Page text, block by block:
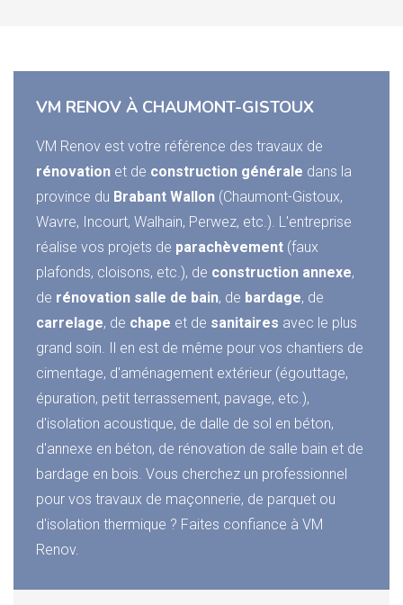
VM RENOV À CHAUMONT-GISTOUX
VM Renov est votre référence des travaux de
rénovation et de construction générale dans la
province du Brabant Wallon (Chaumont-Gistoux,
Wavre, Incourt, Walhain, Perwez, etc.). L'entreprise
réalise vos projets de parachèvement (faux
plafonds, cloisons, etc.), de construction annexe,
de rénovation salle de bain, de bardage, de
carrelage, de chape et de sanitaires avec le plus
grand soin. Il en est de même pour vos chantiers de
cimentage, d'aménagement extérieur (égouttage,
épuration, petit terrassement, pavage, etc.),
d'isolation acoustique, de dalle de sol en béton,
d'annexe en béton, de rénovation de salle bain et de
bardage en bois. Vous cherchez un professionnel
pour vos travaux de maçonnerie, de parquet ou
d'isolation thermique ? Faites confiance à VM
Renov.